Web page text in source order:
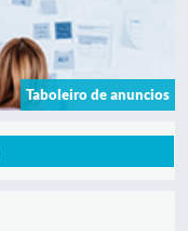
Taboleiro de anuncios